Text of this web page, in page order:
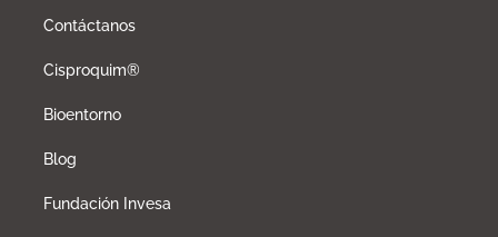
Contáctanos
Cisproquim®
Bioentorno
Blog
Fundación Invesa